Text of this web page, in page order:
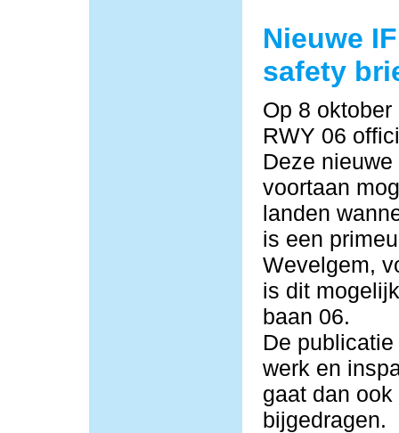
Nieuwe
safety
Op 8
RWY 06
Deze
voortaan
landen
is een
Wevelgem,
is dit
baan 06.
De
werk en
gaat dan
bijgedragen.